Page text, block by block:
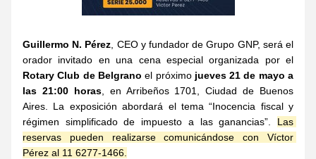
Guillermo N. Pérez , CEO y fundador de Grupo GNP, será el
Rotary Club de Belgrano el próximo jueves 21 de mayo a
las 21:00 horas, en Arribeños 1701, Ciudad de Buenos
Aires. La exposición abordará el tema “Inocencia fiscal y
régimen simplificado de impuesto a las ganancias”. Las
reservas pueden realizarse comunicándose con Víctor
Pérez al 11 6277-1466.